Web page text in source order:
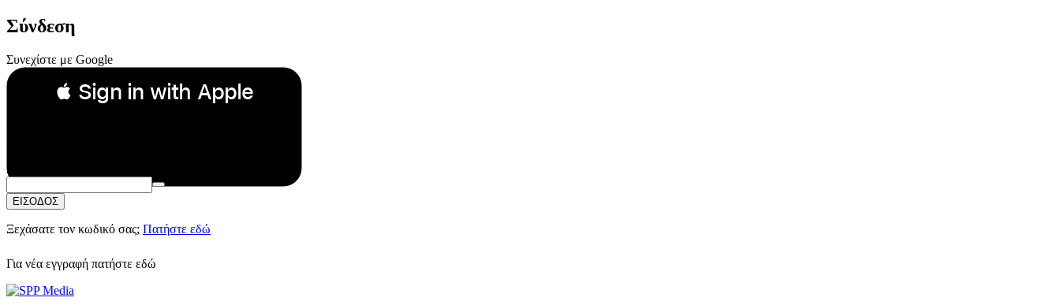
Σύνδεση
Συνεχίστε με Google
 Sign in with Apple
Συνεχίστε με Apple
ή
Email:
Κωδικός Πρόσβασης:
ΕΙΣΟΔΟΣ
Ξεχάσατε τον κωδικό σας; Πατήστε εδώ
Για νέα εγγραφή πατήστε εδώ